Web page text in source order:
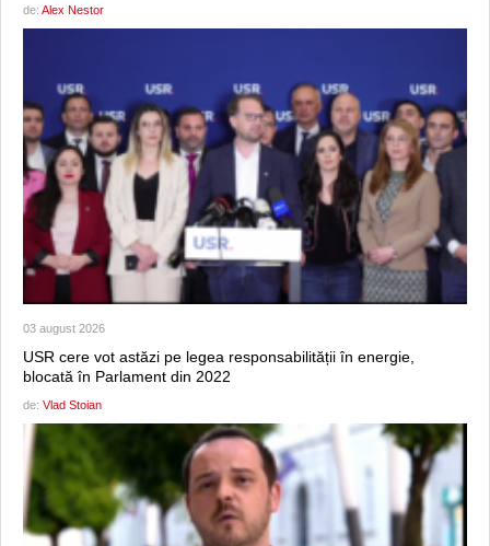
de: Alex Nestor
03 august 2026
USR cere vot astăzi pe legea responsabilității în energie,
blocată în Parlament din 2022
de: Vlad Stoian